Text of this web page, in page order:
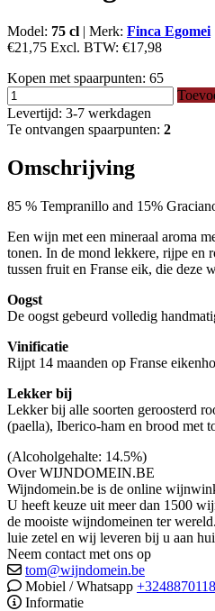
Model: 75 cl | Merk: Finca Egomei
€21,75 Excl. BTW: €17,98
Kopen met spaarpunten: 65
Levertijd: 3-7 werkdagen
Te ontvangen spaarpunten: 2
Omschrijving
85 % Tempranillo and 15%
Een wijn met een mineraal aroma
tonen. In de mond lekkere, rijpe en
tussen fruit en Franse eik, die deze
Oogst
De oogst gebeurd volledig
Vinificatie
Rijpt 14 maanden op Franse
Lekker bij
Lekker bij alle soorten geroosterd
(paella), Iberico-ham en brood met
(Alcoholgehalte: 14.5%)
Over WIJNDOMEIN.BE
Wijndomein.be is de online
U heeft keuze uit meer dan 1500
de mooiste wijndomeinen ter
luie zetel en wij leveren bij u aan
Neem contact met ons op
tom@wijndomein.be
Mobiel / Whatsapp
Informatie